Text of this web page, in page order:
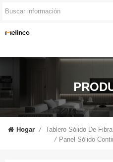
Hogar / Tablero Sólido De
/ Panel Sólido